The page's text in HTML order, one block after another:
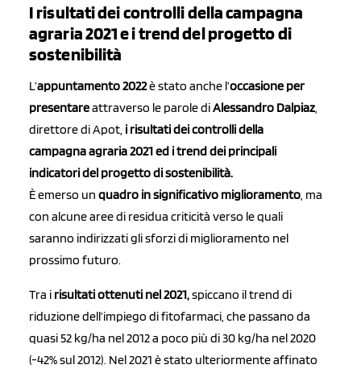
I risultati dei controlli della campagna
agraria 2021 e i trend del progetto di
sostenibilità
L’appuntamento 2022è stato anche l’occasione per
presentareattraverso le parole diAlessandro Dalpiaz,
direttore di Apot, i risultati dei controlli della
campagna agraria 2021 ed i trend dei principali
indicatori del progetto di sostenibilità.
È emerso un quadro in significativo miglioramento, ma
con alcune aree di residua criticità verso le quali
saranno indirizzati gli sforzi di miglioramento nel
prossimo futuro.
Tra i risultati ottenuti nel 2021,spiccano il trend di
riduzione dell’impiego di fitofarmaci, che passano da
quasi 52 kg/ha nel 2012 a poco più di 30 kg/ha nel 2020
(-42% sul 2012). Nel 2021 è stato ulteriormente affinato